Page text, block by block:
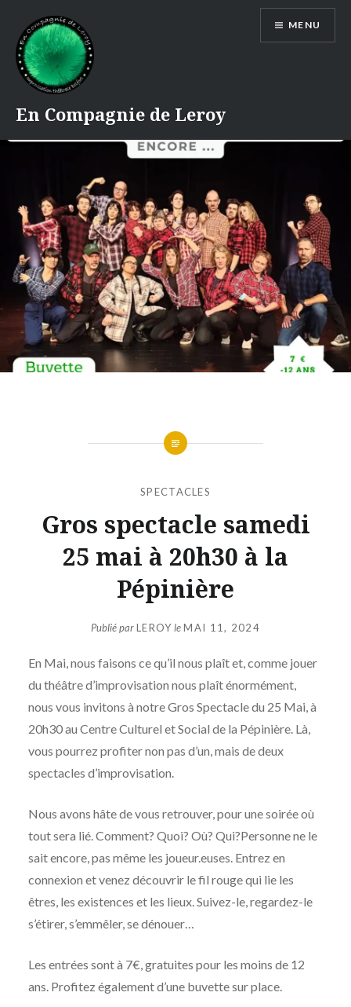
contenu
principal
En Compagnie de Leroy
MENU
SPECTACLES
Gros spectacle samedi
25 mai à 20h30 à la
Pépinière
Publié parLEROY le MAI 11, 2024
En Mai, nous faisons ce qu’il nous plaît et, comme jouer
du théâtre d’improvisation nous plaît énormément,
nous vous invitons à notre Gros Spectacle du 25 Mai, à
20h30 au Centre Culturel et Social de la Pépinière. Là,
vous pourrez profiter non pas d’un, mais de deux
spectacles d’improvisation.
Nous avons hâte de vous retrouver, pour une soirée où
tout sera lié. Comment? Quoi? Où? Qui?Personne ne le
sait encore, pas même les joueur.euses. Entrez en
connexion et venez découvrir le fil rouge qui lie les
êtres, les existences et les lieux. Suivez-le, regardez-le
s’étirer, s’emmêler, se dénouer…
Les entrées sont à 7€, gratuites pour les moins de 12
ans. Profitez également d’une buvette sur place.